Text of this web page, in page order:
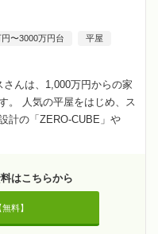
〜3000万円台 平屋
んは、1,000万円からの家
。 人気の平屋をはじめ、ス
計の「ZERO-CUBE」や
はこちらから
料】